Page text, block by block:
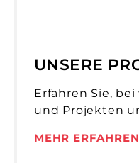
UNSERE
Erfahren Sie,
und Projekten
MEHR ERFAHREN